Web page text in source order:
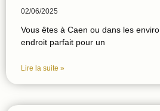
02/06/2025
Vous êtes à Caen ou dans les
endroit parfait pour un
Lire la suite »